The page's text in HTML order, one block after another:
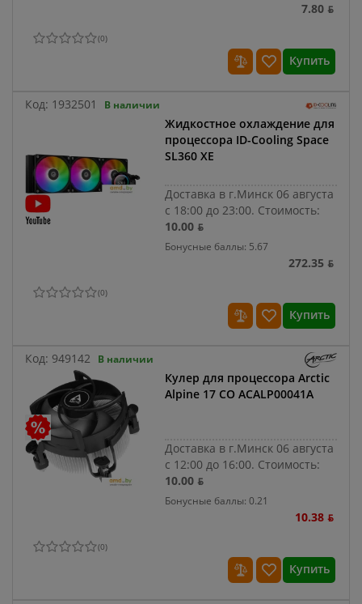
7.80 ƃ
(0)
Купить
Код: 1932501 В наличии
Жидкостное охлаждение для
процессора ID-Cooling Space
SL360 XE
Доставка в г.Минск 06 августа
с 18:00 до 23:00. Стоимость:
10.00 ƃ
Бонусные баллы: 5.67
272.35 ƃ
(0)
Купить
Код: 949142 В наличии
Кулер для процессора Arctic
Alpine 17 CO ACALP00041A
Доставка в г.Минск 06 августа
с 12:00 до 16:00. Стоимость:
10.00 ƃ
Бонусные баллы: 0.21
10.38 ƃ
(0)
Купить